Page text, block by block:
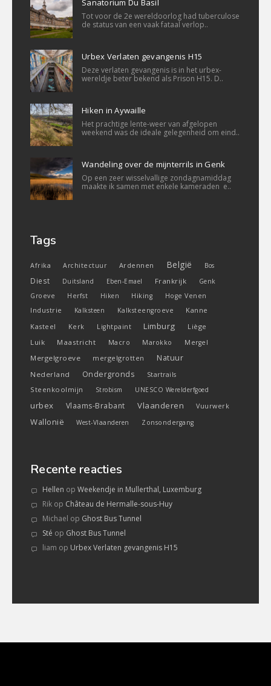
Sanatorium Du Basil
Tot voor de 2e wereldoorlog had tuberculose
de status van een vaak fataal verlop..
Urbex Verlaten gevangenis H15
Deze verlaten gevangenis is in het urbex-
wereldje beter bekend als Prison H15. D..
Hiken in Aywaille
Het prachtige lente-weer van afgelopen
weekend was de ideale gelegenheid om eind..
Wandeling over de mijnterrils in Genk
Op een zeer wisselvallige zondagnamiddag
maakte ik samen met enkele kameraden e..
Tags
Afrika Architectuur Ardennen België Bos
Diest Duitsland Eben-Emael Frankrijk
Genk
Groeve
Herfst Hiken Hiking Hoge Venen
Industrie Kalksteen Kalksteengroeve
Kanne
Kasteel
Kerk Lightpaint Limburg
Liège
Luik
Maastricht Macro Marokko Mergel
Mergelgroeve mergelgrotten Natuur
Nederland Ondergronds Startrails
Steenkoolmijn Strobism UNESCO Werelderfgoed
urbex Vlaams-Brabant Vlaanderen Vuurwerk
Wallonië West-Vlaanderen Zonsondergang
Recente reacties
Hellen op Weekendje in Mullerthal, Luxemburg
Rik op Château de Hermalle-sous-Huy
Michael op Ghost Bus Tunnel
Sté op Ghost Bus Tunnel
liam op Urbex Verlaten gevangenis H15